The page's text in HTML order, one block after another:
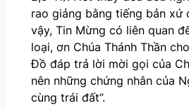
rao giảng bằng tiếng bản xứ
vậy, Tin Mừng có liên quan
loại, ơn Chúa Thánh Thần
Đồ đáp trả lời mời gọi của
nên những chứng nhân của
cùng trái đất”.